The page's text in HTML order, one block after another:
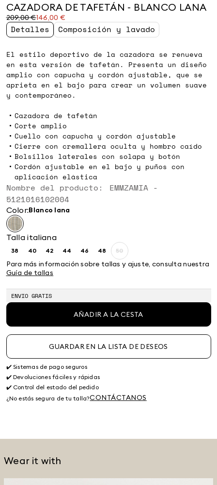
CAZADORA DE TAFETÁN - BLANCO LANA
209,00 €146,00 €
Precio
original
209,00
Precio
actual
146,00
Detalles Composición y lavado
El estilo deportivo de la cazadora se renueva
en esta versión de tafetán. Presenta un diseño
amplio con capucha y cordón ajustable, que se
aprieta en el bajo para crear un volumen suave
y contemporáneo.
Cazadora de tafetán
Corte amplio
Cuello con capucha y cordón ajustable
Cierre con cremallera oculta y hombro caído
Bolsillos laterales con solapa y botón
Cordón ajustable en el bajo y puños con
aplicación elástica
Nombre del producto: EMMZAMIA -
5121016102004
Color: blanco lana
Talla italiana
38Size: 40Size:
40
42Size:44Size:
44
46Size:
46
48Size:
48
50Size:
50
Para más información sobre tallas y ajuste, consulta nuestra
Guía de tallas
ENVIO GRATIS
AÑADIR A LA CESTA
GUARDAR EN LA LISTA DE DESEOS
✔️ Sistemas de pago seguros
✔️ Devoluciones fáciles y rápidas
✔️ Control del estado del pedido
¿No estás segura de tu talla?CONTÁCTANOS
Wear it with